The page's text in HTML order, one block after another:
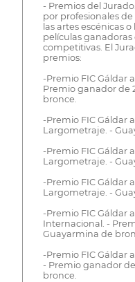
- Premios del
por profesionales
las artes escénicas
películas ganadoras
competitivas. El
premios:
-Premio FIC Gáldar
Premio ganador de
bronce.
-Premio FIC Gáldar
Largometraje. -
-Premio FIC Gáldar
Largometraje. -
-Premio FIC Gáldar
Largometraje. -
-Premio FIC Gáldar
Internacional. -
Guayarmina de
-Premio FIC Gáldar
- Premio ganador
bronce.